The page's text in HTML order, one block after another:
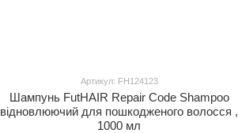
Артикул: FH124123
Шампунь FutHAIR Repair Code Shampoo
відновлюючий для пошкодженого волосся ,
1000 мл